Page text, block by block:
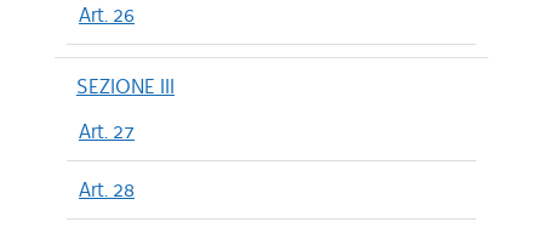
Art. 26
SEZIONE III
Art. 27
Art. 28